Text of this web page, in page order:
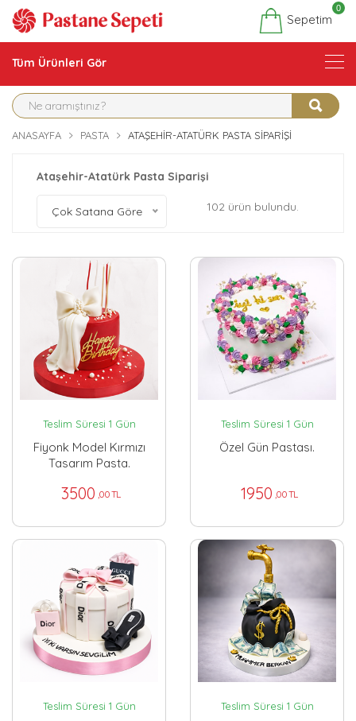
Sepetim
0
Tüm Ürünleri Gör
ANASAYFA PASTA ATAŞEHIR-ATATÜRK PASTA SIPARIŞI
Ataşehir-Atatürk Pasta Siparişi
Çok Satana Göre 102 ürün bulundu.
Teslim Süresi 1 Gün
Fiyonk Model Kırmızı
Tasarım Pasta.
3500 ,00 TL
Teslim Süresi 1 Gün
Özel Gün Pastası.
1950 ,00 TL
Teslim Süresi 1 Gün Teslim Süresi 1 Gün